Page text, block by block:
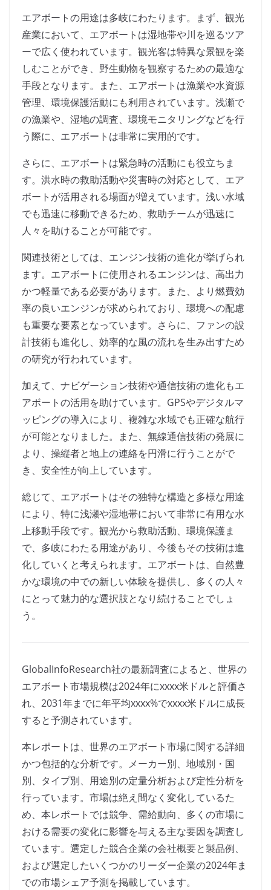
エアボートの用途は多岐にわたります。まず、観光
産業において、エアボートは湿地帯や川を巡るツア
ーで広く使われています。観光客は特異な景観を楽
しむことができ、野生動物を観察するための最適な
手段となります。また、エアボートは漁業や水資源
管理、環境保護活動にも利用されています。浅瀬で
の漁業や、湿地の調査、環境モニタリングなどを行
う際に、エアボートは非常に実用的です。
さらに、エアボートは緊急時の活動にも役立ちま
す。洪水時の救助活動や災害時の対応として、エア
ボートが活用される場面が増えています。浅い水域
でも迅速に移動できるため、救助チームが迅速に
人々を助けることが可能です。
関連技術としては、エンジン技術の進化が挙げられ
ます。エアボートに使用されるエンジンは、高出力
かつ軽量である必要があります。また、より燃費効
率の良いエンジンが求められており、環境への配慮
も重要な要素となっています。さらに、ファンの設
計技術も進化し、効率的な風の流れを生み出すため
の研究が行われています。
加えて、ナビゲーション技術や通信技術の進化もエ
アボートの活用を助けています。GPSやデジタルマ
ッピングの導入により、複雑な水域でも正確な航行
が可能となりました。また、無線通信技術の発展に
より、操縦者と地上の連絡を円滑に行うことがで
き、安全性が向上しています。
総じて、エアボートはその独特な構造と多様な用途
により、特に浅瀬や湿地帯において非常に有用な水
上移動手段です。観光から救助活動、環境保護ま
で、多岐にわたる用途があり、今後もその技術は進
化していくと考えられます。エアボートは、自然豊
かな環境の中での新しい体験を提供し、多くの人々
にとって魅力的な選択肢となり続けることでしょ
う。
GlobalInfoResearch社の最新調査によると、世界の
エアボート市場規模は2024年にxxxx米ドルと評価さ
れ、2031年までに年平均xxxx%でxxxx米ドルに成長
すると予測されています。
本レポートは、世界のエアボート市場に関する詳細
かつ包括的な分析です。メーカー別、地域別・国
別、タイプ別、用途別の定量分析および定性分析を
行っています。市場は絶え間なく変化しているた
め、本レポートでは競争、需給動向、多くの市場に
おける需要の変化に影響を与える主な要因を調査し
ています。選定した競合企業の会社概要と製品例、
および選定したいくつかのリーダー企業の2024年ま
での市場シェア予測を掲載しています。